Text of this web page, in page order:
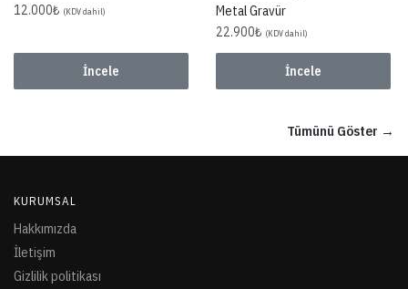
12.000₺ (KDV dahil)
İncele
Metal Gravür
22.900₺ (KDV dahil)
İncele
Tümünü Göster →
KURUMSAL
Hakkımızda
İletişim
Gizlilik politikası